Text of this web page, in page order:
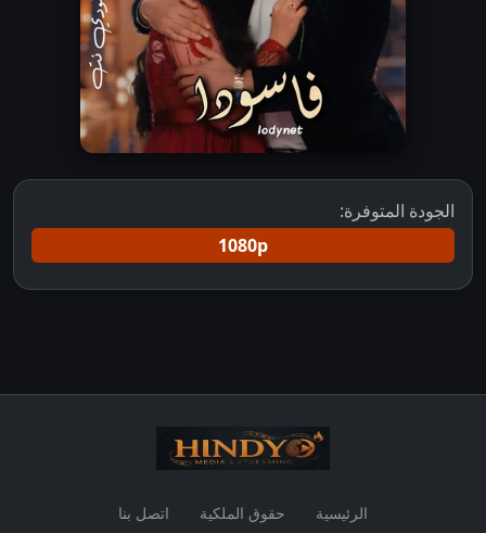
الجودة المتوفرة:
1080p
الرئيسية حقوق الملكية اتصل بنا